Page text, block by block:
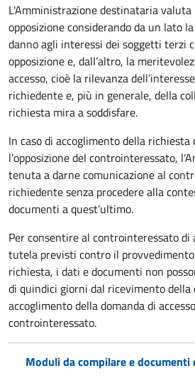
L'Amministrazione destinataria
opposizione considerando da un lato
danno agli interessi dei soggetti terzi
opposizione e, dall’altro, la
accesso, cioè la rilevanza
richiedente e, più in generale, della
richiesta mira a soddisfare.
In caso di accoglimento della
l’opposizione del controinteressato,
tenuta a darne comunicazione al
richiedente senza procedere alla
documenti a quest’ultimo.
Per consentire al controinteressato
tutela previsti contro il
richiesta, i dati e documenti non
di quindici giorni dal ricevimento della
accoglimento della domanda di
controinteressato.
Moduli da compilare e documenti